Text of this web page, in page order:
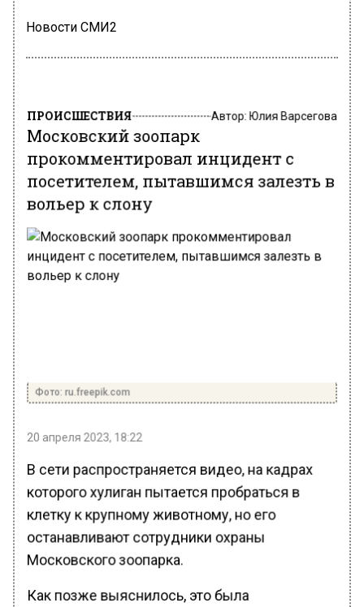
Новости СМИ2
ПРОИСШЕСТВИЯ Автор: Юлия Варсегова
Московский зоопарк
прокомментировал инцидент с
посетителем, пытавшимся залезть в
вольер к слону
Фото: ru.freepik.com
20 апреля 2023, 18:22
В сети распространяется видео, на кадрах
которого хулиган пытается пробраться в
клетку к крупному животному, но его
останавливают сотрудники охраны
Московского зоопарка.
Как позже выяснилось, это была